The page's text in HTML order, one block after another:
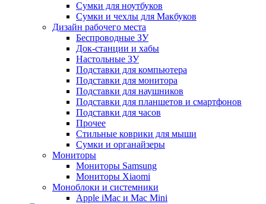
Сумки для ноутбуков
Сумки и чехлы для Макбуков
Дизайн рабочего места
Беспроводные ЗУ
Док-станции и хабы
Настольные ЗУ
Подставки для компьютера
Подставки для монитора
Подставки для наушников
Подставки для планшетов и смартфонов
Подставки для часов
Прочее
Стильные коврики для мыши
Сумки и органайзеры
Мониторы
Мониторы Samsung
Мониторы Xiaomi
Моноблоки и системники
Apple iMac и Mac Mini